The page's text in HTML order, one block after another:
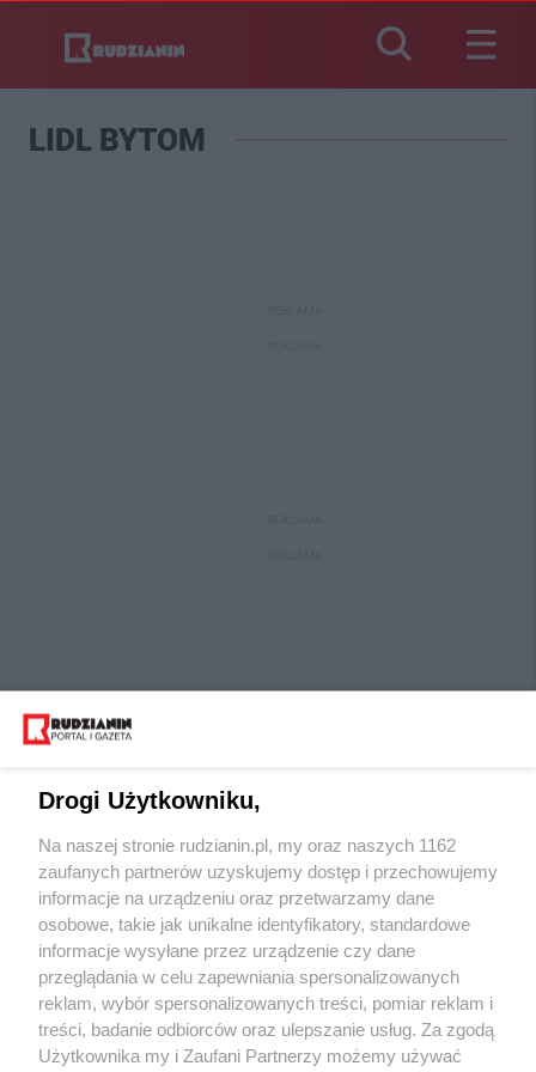
LIDL BYTOM
Wydawca mediów lokalnych
Nie zapomnij
zapoznać się z:
polityką prywatności regulamin korzystania z portali
Twojemiasto Skontaktuj sięz nami
Drogi Użytkowniku,
Na naszej stronie rudzianin.pl, my oraz naszych 1162
zaufanych partnerów uzyskujemy dostęp i przechowujemy
informacje na urządzeniu oraz przetwarzamy dane
osobowe, takie jak unikalne identyfikatory, standardowe
informacje wysyłane przez urządzenie czy dane
przeglądania w celu zapewniania spersonalizowanych
reklam, wybór spersonalizowanych treści, pomiar reklam i
treści, badanie odbiorców oraz ulepszanie usług. Za zgodą
Użytkownika my i Zaufani Partnerzy możemy używać